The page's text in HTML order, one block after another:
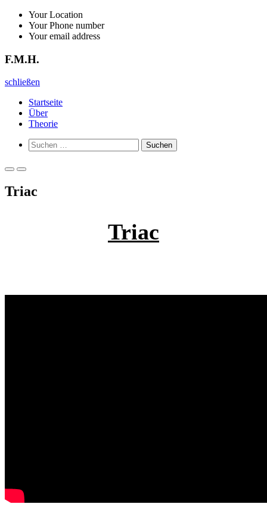
Zurück
zum
Inhalt
Your Location
Your Phone number
Your email address
F.M.H.
schließen
Startseite
Über
Theorie
Such-
Formular
Suchen
nach:
Primäres
für
Primäres
für
Triac
Triac